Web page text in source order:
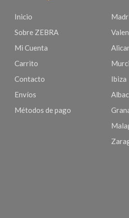
Inicio
Sobre ZEBRA
Mi Cuenta
Carrito
Contacto
Envíos
Métodos de pago
Ibiza